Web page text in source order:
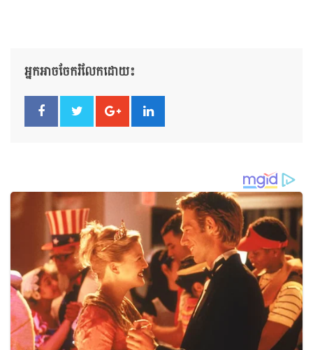
អ្នកអាចចែករំលែកដោយ៖